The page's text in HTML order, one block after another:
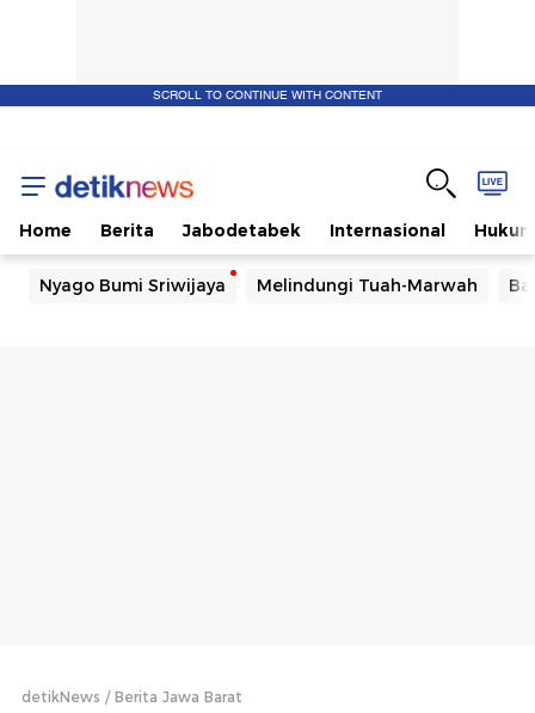
SCROLL TO CONTINUE WITH CONTENT
Home Berita Jabodetabek Internasional Hukum
Nyago Bumi Sriwijaya Melindungi Tuah-Marwah
detikNews Berita Jawa Barat